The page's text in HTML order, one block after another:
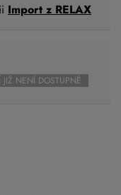
Import z RELAX
JIŽ NENÍ DOSTUPNÉ